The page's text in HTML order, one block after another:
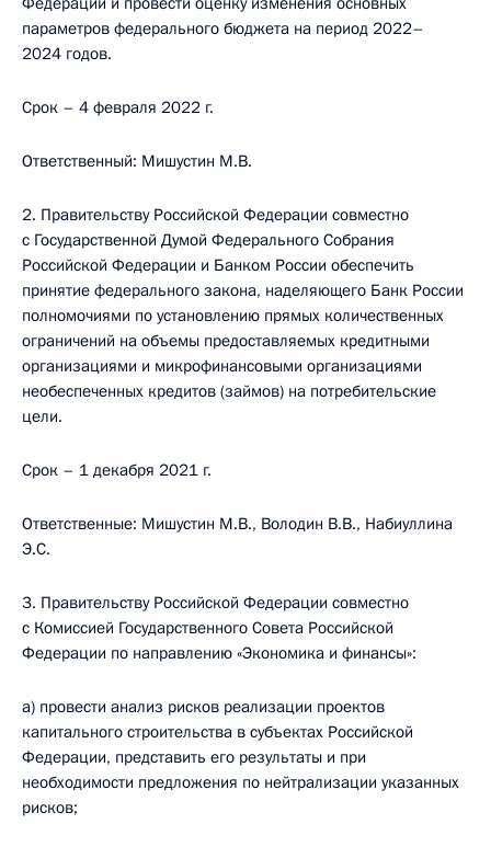
параметров федерального бюджета на период 2022–
2024 годов.
Срок – 4 февраля 2022 г.
Ответственный: Мишустин М.В.
2. Правительству Российской Федерации совместно
с Государственной Думой Федерального Собрания
Российской Федерации и Банком России обеспечить
принятие федерального закона, наделяющего Банк России
полномочиями по установлению прямых количественных
ограничений на объемы предоставляемых кредитными
организациями и микрофинансовыми организациями
необеспеченных кредитов (займов) на потребительские
цели.
Срок – 1 декабря 2021 г.
Ответственные: Мишустин М.В., Володин В.В., Набиуллина
Э.С.
3. Правительству Российской Федерации совместно
с Комиссией Государственного Совета Российской
Федерации по направлению «Экономика и финансы»:
а) провести анализ рисков реализации проектов
капитального строительства в субъектах Российской
Федерации, представить его результаты и при
необходимости предложения по нейтрализации указанных
рисков;